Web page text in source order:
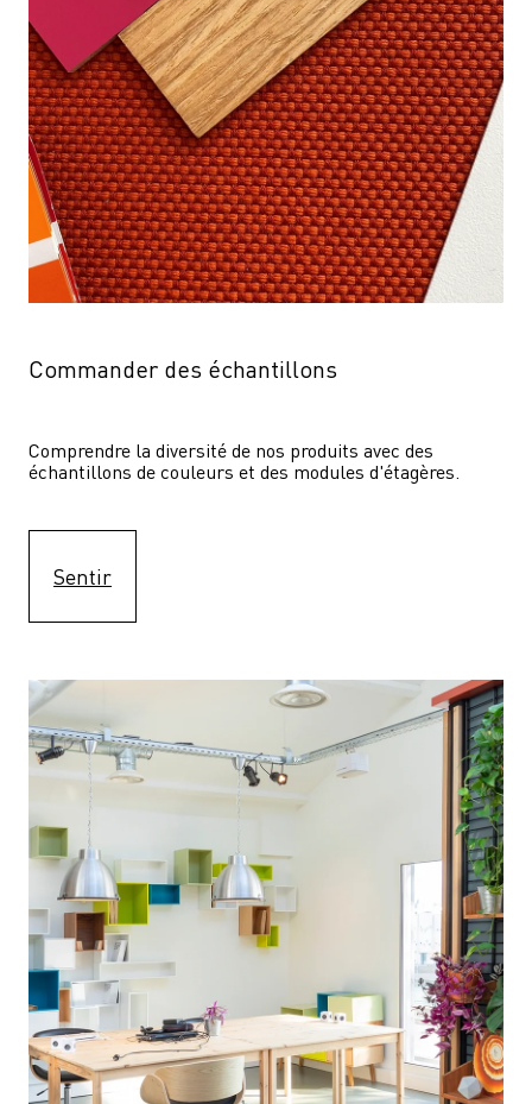
Commander des échantillons
Comprendre la diversité de nos produits avec des
échantillons de couleurs et des modules d'étagères.
Sentir